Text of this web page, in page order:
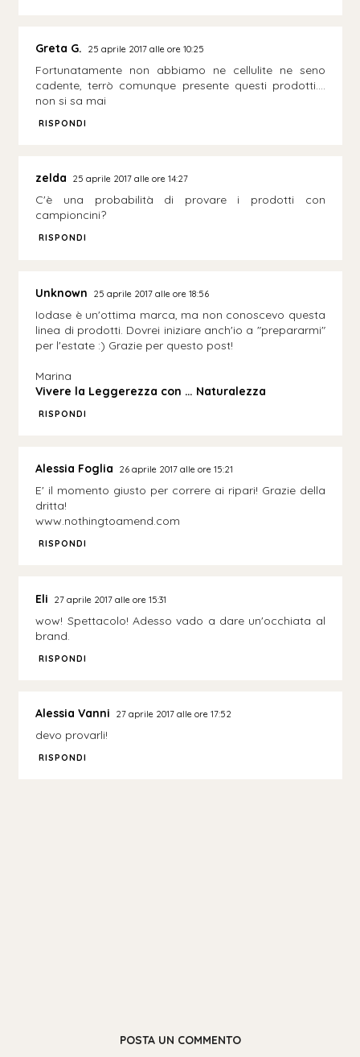
Greta G. 25 aprile 2017 alle ore 10:25
Fortunatamente non abbiamo ne cellulite ne seno
cadente, terrò comunque presente questi prodotti....
non si sa mai
RISPONDI
zelda 25 aprile 2017 alle ore 14:27
C'è una probabilità di provare i prodotti con
campioncini?
RISPONDI
Unknown 25 aprile 2017 alle ore 18:56
Iodase è un'ottima marca, ma non conoscevo questa
linea di prodotti. Dovrei iniziare anch'io a "prepararmi"
per l'estate :) Grazie per questo post!
Marina
Vivere la Leggerezza con … Naturalezza
RISPONDI
Alessia Foglia 26 aprile 2017 alle ore 15:21
E' il momento giusto per correre ai ripari! Grazie della
dritta!
www.nothingtoamend.com
RISPONDI
Eli 27 aprile 2017 alle ore 15:31
wow! Spettacolo! Adesso vado a dare un'occhiata al
brand.
RISPONDI
Alessia Vanni 27 aprile 2017 alle ore 17:52
devo provarli!
RISPONDI
POSTA UN COMMENTO